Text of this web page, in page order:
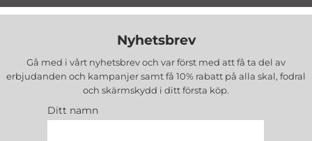
Nyhetsbrev
Gå med i vårt nyhetsbrev och var först med att få ta del av
erbjudanden och kampanjer samt få 10% rabatt på alla skal, fodral
och skärmskydd i ditt första köp.
Ditt namn